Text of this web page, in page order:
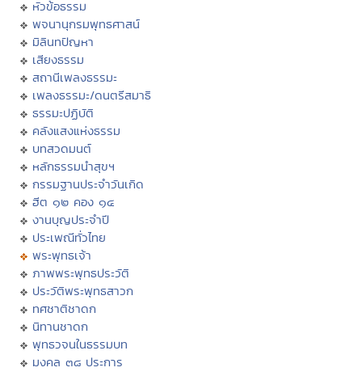
หัวข้อธรรม
พจนานุกรมพุทธศาสน์
มิลินทปัญหา
เสียงธรรม
สถานีเพลงธรรมะ
เพลงธรรมะ/ดนตรีสมาธิ
ธรรมะปฏิบัติ
คลังแสงแห่งธรรม
บทสวดมนต์
หลักธรรมนำสุขฯ
กรรมฐานประจำวันเกิด
ฮีต ๑๒ คอง ๑๔
งานบุญประจำปี
ประเพณีทั่วไทย
พระพุทธเจ้า
ภาพพระพุทธประวัติ
ประวัติพระพุทธสาวก
ทศชาติชาดก
นิทานชาดก
พุทธวจนในธรรมบท
มงคล ๓๘ ประการ